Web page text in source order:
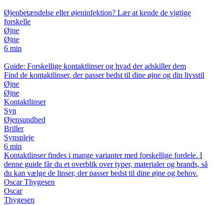
Øjenbetændelse eller øjeninfektion? Lær at kende de vigtige
forskelle
Øjne
Øjne
6 min
Guide: Forskellige kontaktlinser og hvad der adskiller dem
Find de kontaktlinser, der passer bedst til dine øjne og din livsstil
Øjne
Øjne
Kontaktlinser
Syn
Øjensundhed
Briller
Synspleje
6 min
Kontaktlinser findes i mange varianter med forskellige fordele. I
denne guide får du et overblik over typer, materialer og brands, så
du kan vælge de linser, der passer bedst til dine øjne og behov.
Oscar Thygesen
Oscar
Thygesen